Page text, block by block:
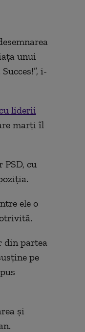
unui
i-
liderii
marţi îl
cu
ele o
din partea
pe
şi